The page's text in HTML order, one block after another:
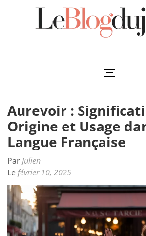
Aurevoir :
Origine et Usage
Langue Française
ParJulien
Le février 10, 2025